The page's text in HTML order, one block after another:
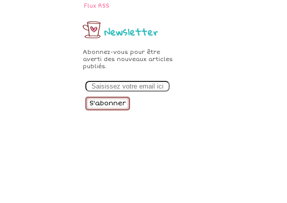
Flux RSS
Newsletter
Abonnez-vous pour être
averti des nouveaux articles
publiés.
m